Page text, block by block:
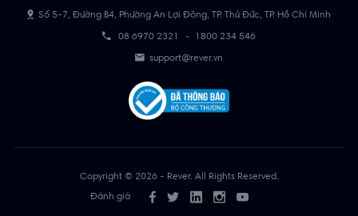
Số 5-7, Đường B4, Phường An Lợi Đông, TP. Thủ Đức, TP. Hồ Chí Minh
08 6970 2321 - 1800 234 546
support@rever.vn
Copyright © 2026 - Rever. All Rights Reserved.
Đánh giá